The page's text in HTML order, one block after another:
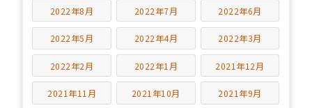
2022年8月 2022年7月 2022年6月
2022年5月 2022年4月 2022年3月
2022年2月 2022年1月 2021年12月
2021年11月 2021年10月 2021年9月